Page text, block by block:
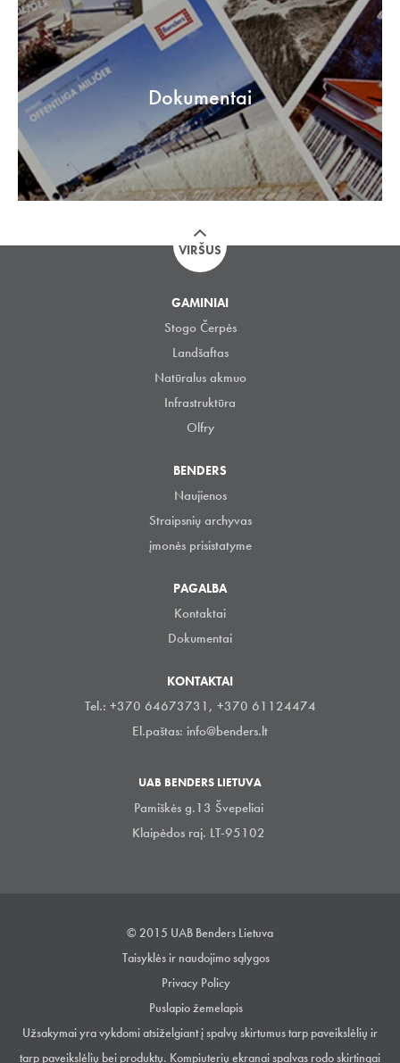
Dokumentai
VIRŠUS
GAMINIAI
Stogo Čerpės
Landšaftas
Natūralus akmuo
Infrastruktūra
Olfry
BENDERS
Naujienos
Straipsnių archyvas
įmonės prisistatyme
PAGALBA
Kontaktai
Dokumentai
KONTAKTAI
Tel.: +370 64673731, +370 61124474
El.paštas: info@benders.lt
UAB BENDERS LIETUVA
Pamiškės g.13 Švepeliai
Klaipėdos raj. LT-95102
© 2015 UAB Benders Lietuva
Taisyklės ir naudojimo sąlygos
Privacy Policy
Puslapio žemelapis
Užsakymai yra vykdomi atsiželgiant į spalvų skirtumus tarp paveikslėlių ir
tarp paveikslėlių bei produktų. Kompiuterių ekranai spalvas rodo skirtingai